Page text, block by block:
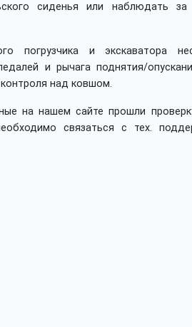
сиденья или наблюдать
погрузчика и экскаватора
и рычага поднятия/
над ковшом.
на нашем сайте прошли
связаться с тех.